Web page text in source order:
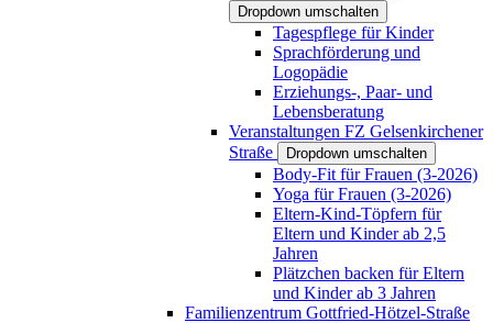
Dropdown umschalten
Tagespflege für Kinder
Sprachförderung und
Logopädie
Erziehungs-, Paar- und
Lebensberatung
Veranstaltungen FZ Gelsenkirchener
Straße
Dropdown umschalten
Body-Fit für Frauen (3-2026)
Yoga für Frauen (3-2026)
Eltern-Kind-Töpfern für
Eltern und Kinder ab 2,5
Jahren
Plätzchen backen für Eltern
und Kinder ab 3 Jahren
Familienzentrum Gottfried-Hötzel-Straße